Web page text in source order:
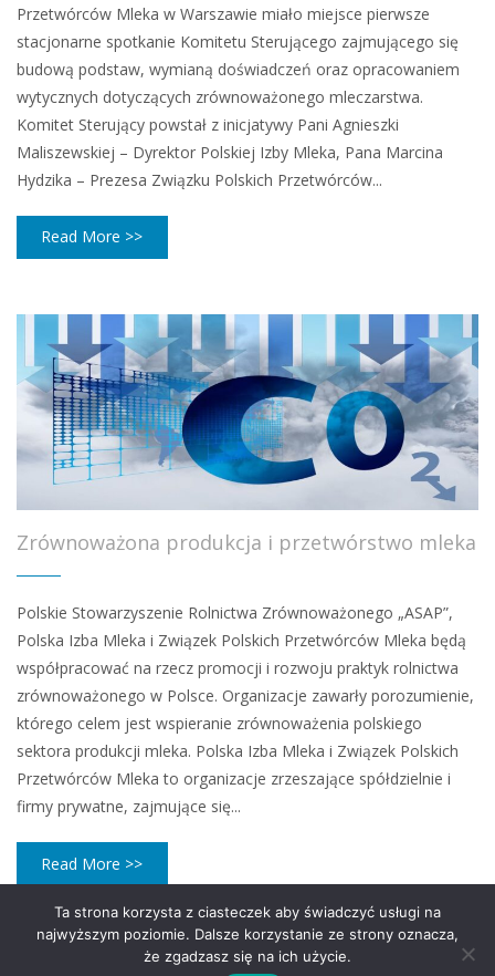
Przetwórców Mleka w Warszawie miało miejsce pierwsze
stacjonarne spotkanie Komitetu Sterującego zajmującego się
budową podstaw, wymianą doświadczeń oraz opracowaniem
wytycznych dotyczących zrównoważonego mleczarstwa.
Komitet Sterujący powstał z inicjatywy Pani Agnieszki
Maliszewskiej – Dyrektor Polskiej Izby Mleka, Pana Marcina
Hydzika – Prezesa Związku Polskich Przetwórców...
Read More >>
Zrównoważona produkcja i przetwórstwo mleka
Polskie Stowarzyszenie Rolnictwa Zrównoważonego „ASAP”,
Polska Izba Mleka i Związek Polskich Przetwórców Mleka będą
współpracować na rzecz promocji i rozwoju praktyk rolnictwa
zrównoważonego w Polsce. Organizacje zawarły porozumienie,
którego celem jest wspieranie zrównoważenia polskiego
sektora produkcji mleka. Polska Izba Mleka i Związek Polskich
Przetwórców Mleka to organizacje zrzeszające spółdzielnie i
firmy prywatne, zajmujące się...
Read More >>
Ta strona korzysta z ciasteczek aby świadczyć usługi na
najwyższym poziomie. Dalsze korzystanie ze strony oznacza,
że zgadzasz się na ich użycie.